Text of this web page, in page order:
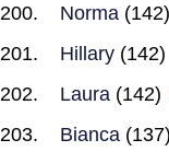
Norma (142)
Hillary (142)
Laura (142)
Bianca (137)